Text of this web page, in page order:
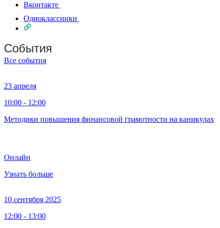
Вконтакте
Одноклассники
События
Все события
23 апреля
10:00 - 12:00
Методики повышения финансовой грамотности на каникулах
Онлайн
Узнать больше
10 сентября 2025
12:00 - 13:00